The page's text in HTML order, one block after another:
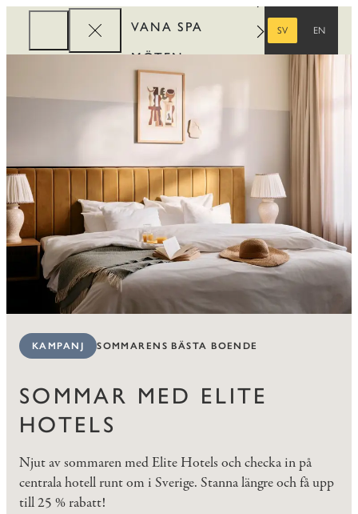
VANA SPA
MÖTEN
FÖRETAG
REWARDS
SV
EN
KAMPANJ SOMMARENS BÄSTA BOENDE
SOMMAR MED ELITE
HOTELS
Njut av sommaren med Elite Hotels och checka in på
centrala hotell runt om i Sverige. Stanna längre och få upp
till 25 % rabatt!